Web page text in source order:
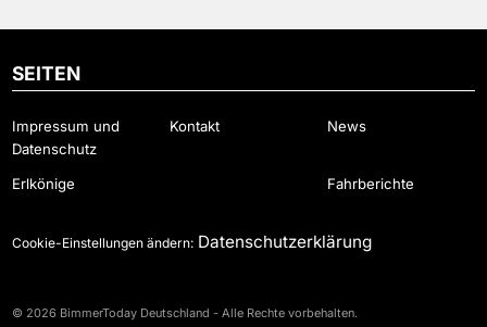
SEITEN
Impressum und
Datenschutz
Kontakt News
Erlkönige Fahrberichte
Cookie-Einstellungen ändern: Datenschutzerklärung
© 2026 BimmerToday Deutschland - Alle Rechte vorbehalten.